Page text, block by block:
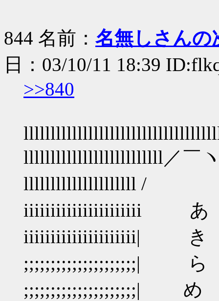
844 名前： 名無しさんの
日：03/10/11 18:39
>>840
llllllllllllllllllllllllll／￣
lllllllllllllllllllll /
iiiiiiiiiiiiiiiiiiiiii あ
iiiiiiiiiiiiiiiiiiiii| き
;;;;;;;;;;;;;;;;;;;;;| ら
;;;;;;;;;;;;;;;;;;;;;| め